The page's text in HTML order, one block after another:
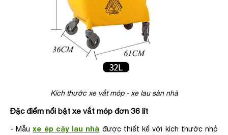
Kích thước xe vắt móp - xe lau sàn nhà
Đặc điểm nổi bật xe vắt móp đơn 36 lít
- Mẫuxe ép cây lau nhà được thiết kế với kích thước nhỏ